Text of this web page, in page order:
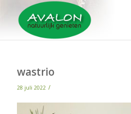
wastrio
28 juli 2022 /